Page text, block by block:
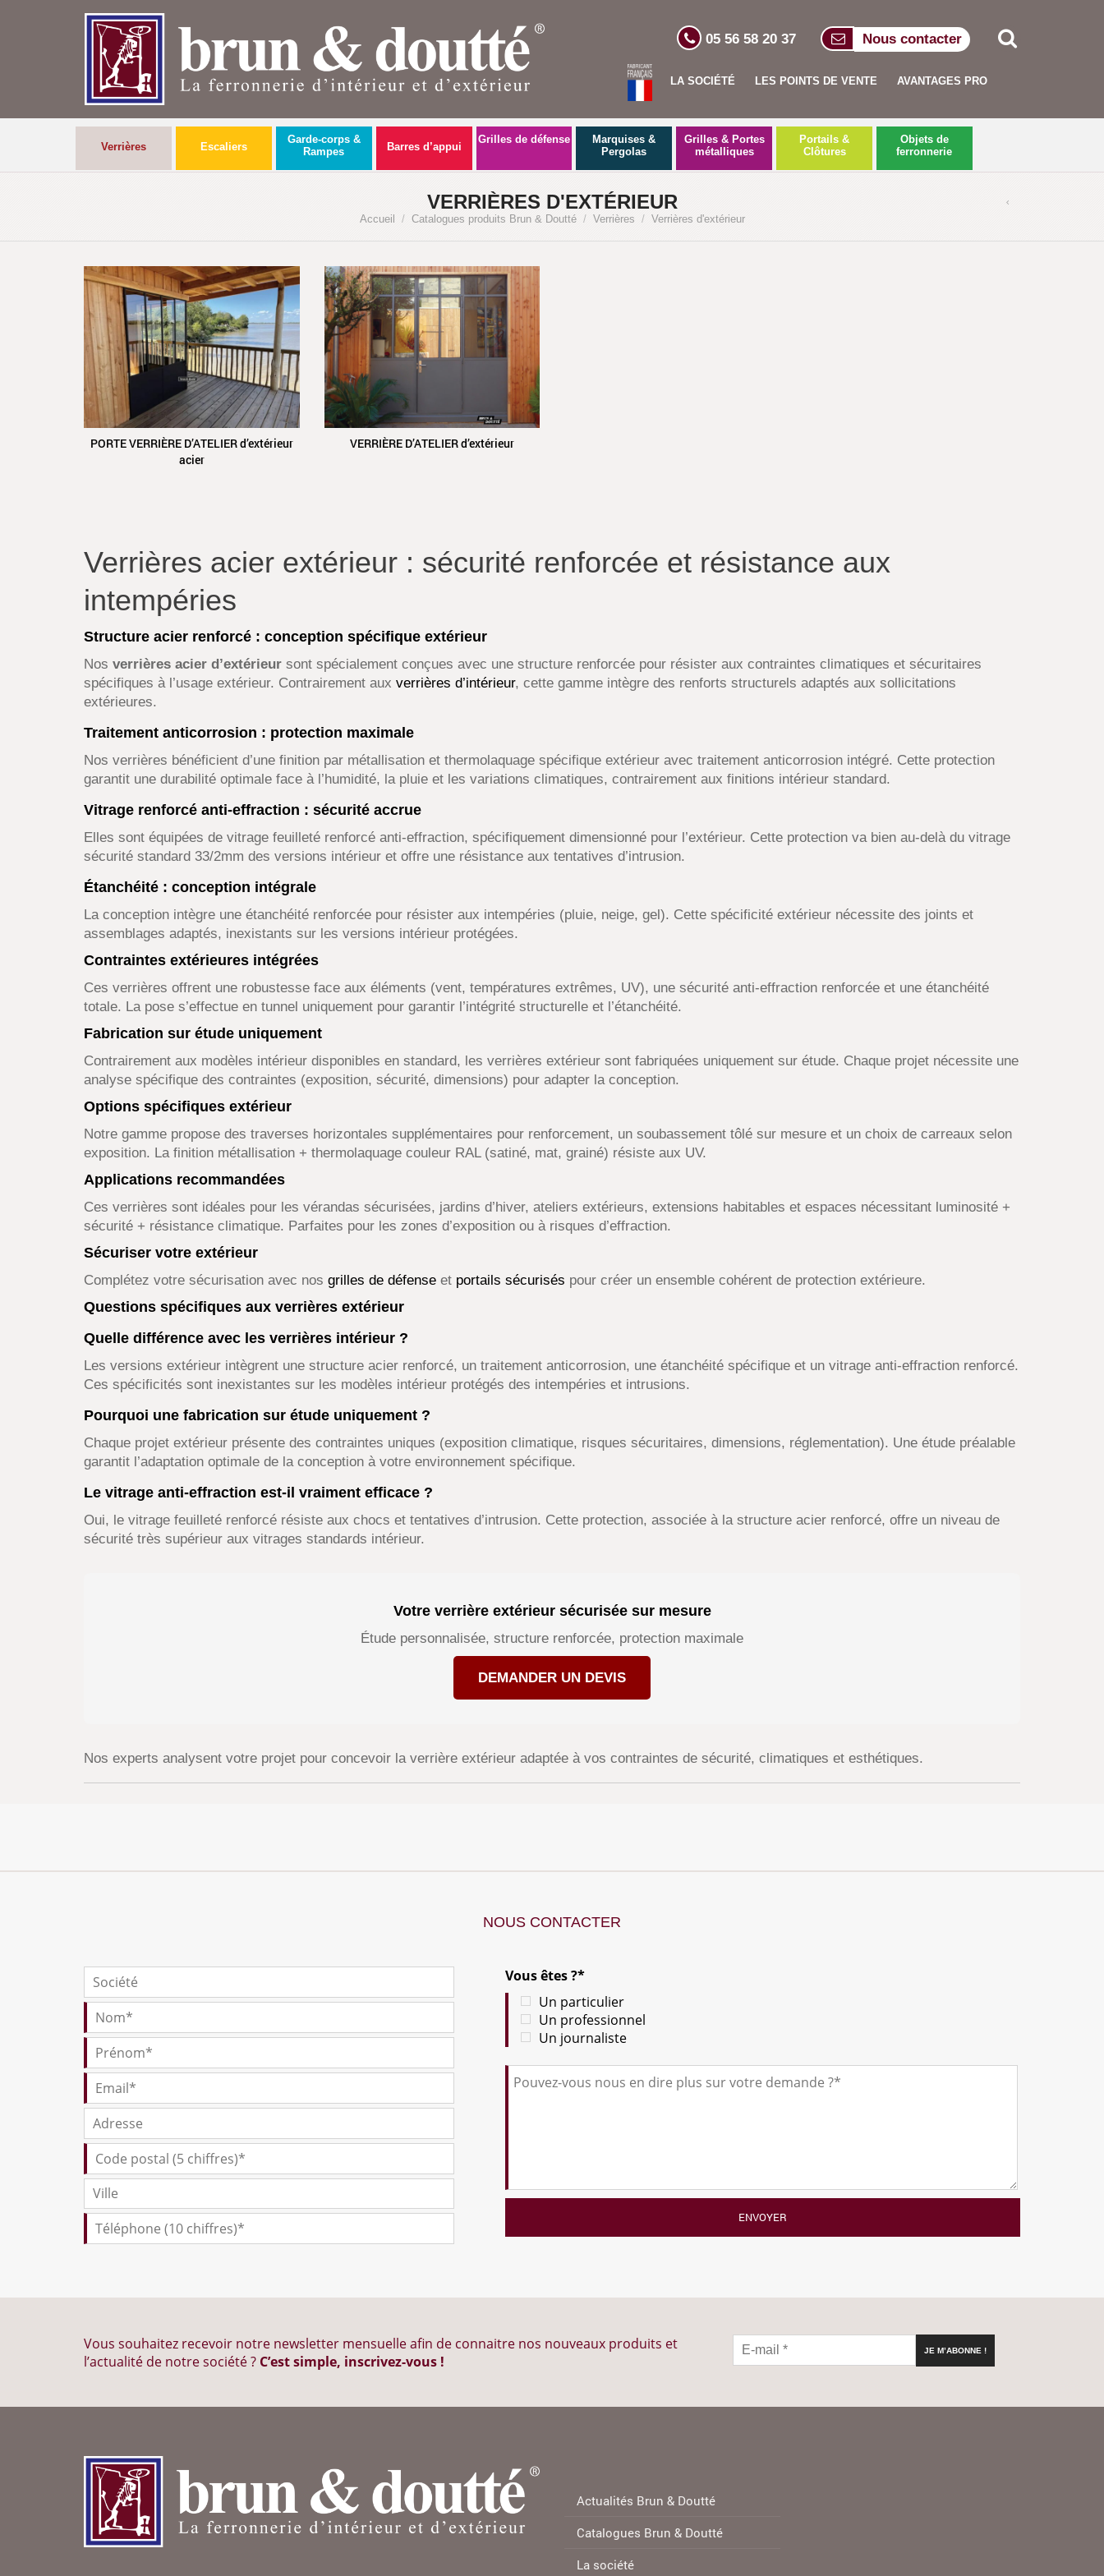
05 56 58 20 37 Nous contacter
AVANTAGES PRO
LES POINTS DE VENTE
LA SOCIÉTÉ
Verrières Escaliers
Garde-corps &
Rampes
Barres d’appui
Grilles de défense
Marquises &
Pergolas
Grilles & Portes
métalliques
Portails &
Clôtures
Objets de
ferronnerie
VERRIÈRES D'EXTÉRIEUR
Accueil / Catalogues produits Brun & Doutté / Verrières / Verrières d'extérieur
PORTE VERRIÈRE D’ATELIER d’extérieur
acier
VERRIÈRE D’ATELIER d’extérieur
Verrières acier extérieur : sécurité renforcée et résistance aux
intempéries
Structure acier renforcé : conception spécifique extérieur
Nos verrières acier d’extérieur sont spécialement conçues avec une structure renforcée pour résister aux contraintes climatiques et sécuritaires
spécifiques à l’usage extérieur. Contrairement aux verrières d’intérieur, cette gamme intègre des renforts structurels adaptés aux sollicitations
extérieures.
Traitement anticorrosion : protection maximale
Nos verrières bénéficient d’une finition par métallisation et thermolaquage spécifique extérieur avec traitement anticorrosion intégré. Cette protection
garantit une durabilité optimale face à l’humidité, la pluie et les variations climatiques, contrairement aux finitions intérieur standard.
Vitrage renforcé anti-effraction : sécurité accrue
Elles sont équipées de vitrage feuilleté renforcé anti-effraction, spécifiquement dimensionné pour l’extérieur. Cette protection va bien au-delà du vitrage
sécurité standard 33/2mm des versions intérieur et offre une résistance aux tentatives d’intrusion.
Étanchéité : conception intégrale
La conception intègre une étanchéité renforcée pour résister aux intempéries (pluie, neige, gel). Cette spécificité extérieur nécessite des joints et
assemblages adaptés, inexistants sur les versions intérieur protégées.
Contraintes extérieures intégrées
Ces verrières offrent une robustesse face aux éléments (vent, températures extrêmes, UV), une sécurité anti-effraction renforcée et une étanchéité
totale. La pose s’effectue en tunnel uniquement pour garantir l’intégrité structurelle et l’étanchéité.
Fabrication sur étude uniquement
Contrairement aux modèles intérieur disponibles en standard, les verrières extérieur sont fabriquées uniquement sur étude. Chaque projet nécessite une
analyse spécifique des contraintes (exposition, sécurité, dimensions) pour adapter la conception.
Options spécifiques extérieur
Notre gamme propose des traverses horizontales supplémentaires pour renforcement, un soubassement tôlé sur mesure et un choix de carreaux selon
exposition. La finition métallisation + thermolaquage couleur RAL (satiné, mat, grainé) résiste aux UV.
Applications recommandées
Ces verrières sont idéales pour les vérandas sécurisées, jardins d’hiver, ateliers extérieurs, extensions habitables et espaces nécessitant luminosité +
sécurité + résistance climatique. Parfaites pour les zones d’exposition ou à risques d’effraction.
Sécuriser votre extérieur
Complétez votre sécurisation avec nos grilles de défense et portails sécurisés pour créer un ensemble cohérent de protection extérieure.
Questions spécifiques aux verrières extérieur
Quelle différence avec les verrières intérieur ?
Les versions extérieur intègrent une structure acier renforcé, un traitement anticorrosion, une étanchéité spécifique et un vitrage anti-effraction renforcé.
Ces spécificités sont inexistantes sur les modèles intérieur protégés des intempéries et intrusions.
Pourquoi une fabrication sur étude uniquement ?
Chaque projet extérieur présente des contraintes uniques (exposition climatique, risques sécuritaires, dimensions, réglementation). Une étude préalable
garantit l’adaptation optimale de la conception à votre environnement spécifique.
Le vitrage anti-effraction est-il vraiment efficace ?
Oui, le vitrage feuilleté renforcé résiste aux chocs et tentatives d’intrusion. Cette protection, associée à la structure acier renforcé, offre un niveau de
sécurité très supérieur aux vitrages standards intérieur.
Votre verrière extérieur sécurisée sur mesure
Étude personnalisée, structure renforcée, protection maximale
DEMANDER UN DEVIS
Nos experts analysent votre projet pour concevoir la verrière extérieur adaptée à vos contraintes de sécurité, climatiques et esthétiques.
NOUS CONTACTER
Vous êtes ?*
Un particulier
Un professionnel
Un journaliste
Vous souhaitez recevoir notre newsletter mensuelle afin de connaitre nos nouveaux produits et
l’actualité de notre société ? C’est simple, inscrivez-vous !
Actualités Brun & Doutté
Catalogues Brun & Doutté
La société